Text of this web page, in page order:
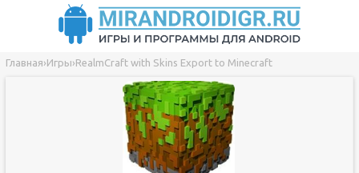
Главная›Игры›RealmCraft with Skins Export to Minecraft